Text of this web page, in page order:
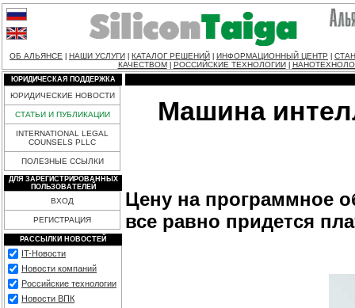
ОБ АЛЬЯНСЕ НАШИ УСЛУГИ КАТАЛОГ РЕШЕНИЙ ИНФОРМАЦИОННЫЙ ЦЕНТР
КАЧЕСТВОМ
РОССИЙСКИЕ ТЕХНОЛОГИИ
ЮРИДИЧЕСКАЯ ПОДДЕРЖКА
ЮРИДИЧЕСКИЕ НОВОСТИ
СТАТЬИ И ПУБЛИКАЦИИ
INTERNATIONAL LEGAL
COUNSELS PLLC
ПОЛЕЗНЫЕ ССЫЛКИ
ДЛЯ ЗАРЕГИСТРИРОВАННЫХ
ПОЛЬЗОВАТЕЛЕЙ
ВХОД
РЕГИСТРАЦИЯ
РАССЫЛКИ НОВОСТЕЙ
IT-Новости
Новости компаний
Российские технологии
Новости ВПК
Машина
Цену на программное
все равно придется